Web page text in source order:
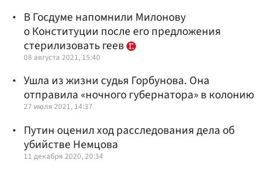
В Госдуме напомнили Милонову
о Конституции после его предложения
стерилизовать геев
08 августа 2021, 15:40
Ушла из жизни судья Горбунова. Она
отправила «ночного губернатора» в колонию
27 июля 2021, 14:37
Путин оценил ход расследования дела об
убийстве Немцова
11 декабря 2020, 20:34